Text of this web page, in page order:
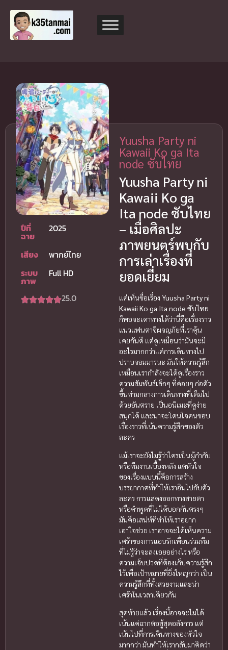
ปีที่
ฉาย
2025
เสียง
พากย์ไทย
ระบบ
ภาพ
Full HD
25.0
Yuusha Party ni
Kawaii Ko ga Ita
node ซับไทย
Yuusha Party ni
Kawaii Ko ga
Ita node ซับไทย
– เมื่อศิลปะ
ภาพยนตร์พบกับ
การเล่าเรื่องที่
ยอดเยี่ยม
แค่เห็นชื่อเรื่อง Yuusha Party ni
Kawaii Ko ga Ita node ซับไทย
ก็พอจะเดาทางได้ว่านี่คือเรื่องราว
แนวแฟนตาซีผจญภัยที่เราคุ้น
เคยกันดี แต่ดูเหมือนว่ามันจะมี
อะไรมากกว่าแค่การเดินทางไป
ปราบจอมมารนะ มันให้ความรู้สึก
เหมือนเรากำลังจะได้ดูเรื่องราว
ความสัมพันธ์เล็กๆ ที่ค่อยๆ ก่อตัว
ขึ้นท่ามกลางการเดินทางที่เต็มไป
ด้วยอันตราย เป็นอนิเมะที่ดูง่าย
สนุกได้ และน่าจะโดนใจคนชอบ
เรื่องราวที่เน้นความรู้สึกของตัว
ละคร
แม้เราจะยังไม่รู้ว่าใครเป็นผู้กำกับ
หรือทีมงานเบื้องหลัง แต่หัวใจ
ของเรื่องแบบนี้คือการสร้าง
บรรยากาศที่ทำให้เราอินไปกับตัว
ละคร การแสดงออกทางสายตา
หรือคำพูดที่ไม่ได้บอกกันตรงๆ
มันคือเสน่ห์ที่ทำให้เราอยาก
เอาใจช่วย เราอาจจะได้เห็นความ
เศร้าของการแอบรักเพื่อนร่วมทีม
ที่ไม่รู้ว่าจะลงเอยอย่างไร หรือ
ความเจ็บปวดที่ต้องเก็บความรู้สึก
ไว้เพื่อเป้าหมายที่ยิ่งใหญ่กว่า เป็น
ความรู้สึกที่ทั้งสวยงามและน่า
เศร้าในเวลาเดียวกัน
สุดท้ายแล้ว เรื่องนี้อาจจะไม่ได้
เน้นแค่ฉากต่อสู้สุดอลังการ แต่
เน้นไปที่การเดินทางของหัวใจ
มากกว่า มันทำให้เรากลับมาคิดว่า